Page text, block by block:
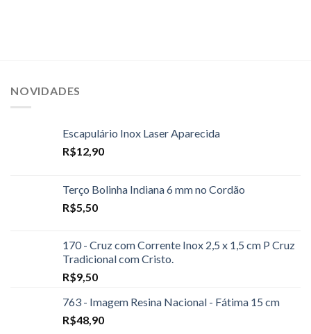
NOVIDADES
Escapulário Inox Laser Aparecida
R$12,90
Terço Bolinha Indiana 6 mm no Cordão
R$5,50
170 - Cruz com Corrente Inox 2,5 x 1,5 cm P Cruz
Tradicional com Cristo.
R$9,50
763 - Imagem Resina Nacional - Fátima 15 cm
R$48,90